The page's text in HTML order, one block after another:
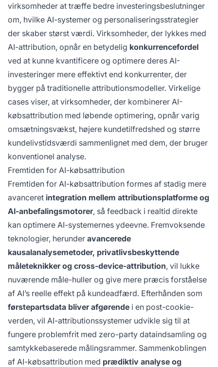
virksomheder at træffe bedre investeringsbeslutninger
om, hvilke AI-systemer og personaliseringsstrategier
der skaber størst værdi. Virksomheder, der lykkes med
AI-attribution, opnår en betydelig konkurrencefordel
ved at kunne kvantificere og optimere deres AI-
investeringer mere effektivt end konkurrenter, der
bygger på traditionelle attributionsmodeller. Virkelige
cases viser, at virksomheder, der kombinerer AI-
købsattribution med løbende optimering, opnår varig
omsætningsvækst, højere kundetilfredshed og større
kundelivstidsværdi sammenlignet med dem, der bruger
konventionel analyse.
Fremtiden for AI-købsattribution
Fremtiden for AI-købsattribution formes af stadig mere
avanceret integration mellem attributionsplatforme og
AI-anbefalingsmotorer, så feedback i realtid direkte
kan optimere AI-systemernes ydeevne. Fremvoksende
teknologier, herunder avancerede
kausalanalysemetoder, privatlivsbeskyttende
måleteknikker og cross-device-attribution, vil lukke
nuværende måle-huller og give mere præcis forståelse
af AI’s reelle effekt på kundeadfærd. Efterhånden som
førstepartsdata bliver afgørende i en post-cookie-
verden, vil AI-attributionssystemer udvikle sig til at
fungere problemfrit med zero-party dataindsamling og
samtykkebaserede målingsrammer. Sammenkoblingen
af AI-købsattribution med prædiktiv analyse og